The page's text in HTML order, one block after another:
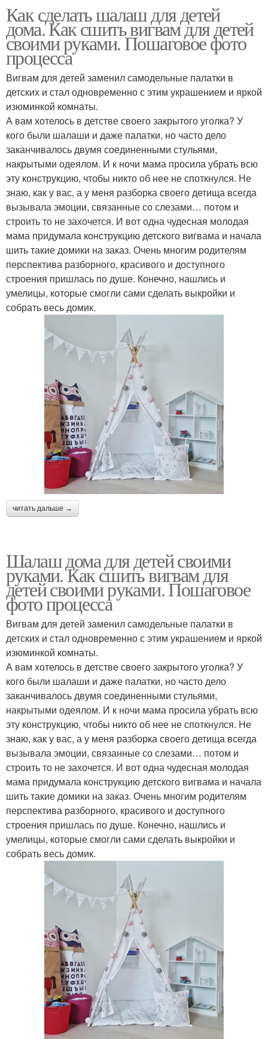
Как сделать шалаш для детей
дома. Как сшить вигвам для детей
своими руками. Пошаговое фото
процесса
Вигвам для детей заменил самодельные палатки в
детских и стал одновременно с этим украшением и яркой
изюминкой комнаты.
А вам хотелось в детстве своего закрытого уголка? У
кого были шалаши и даже палатки, но часто дело
заканчивалось двумя соединенными стульями,
накрытыми одеялом. И к ночи мама просила убрать всю
эту конструкцию, чтобы никто об нее не споткнулся. Не
знаю, как у вас, а у меня разборка своего детища всегда
вызывала эмоции, связанные со слезами… потом и
строить то не захочется. И вот одна чудесная молодая
мама придумала конструкцию детского вигвама и начала
шить такие домики на заказ. Очень многим родителям
перспектива разборного, красивого и доступного
строения пришлась по душе. Конечно, нашлись и
умелицы, которые смогли сами сделать выкройки и
собрать весь домик.
читать дальше →
Шалаш дома для детей своими
руками. Как сшить вигвам для
детей своими руками. Пошаговое
фото процесса
Вигвам для детей заменил самодельные палатки в
детских и стал одновременно с этим украшением и яркой
изюминкой комнаты.
А вам хотелось в детстве своего закрытого уголка? У
кого были шалаши и даже палатки, но часто дело
заканчивалось двумя соединенными стульями,
накрытыми одеялом. И к ночи мама просила убрать всю
эту конструкцию, чтобы никто об нее не споткнулся. Не
знаю, как у вас, а у меня разборка своего детища всегда
вызывала эмоции, связанные со слезами… потом и
строить то не захочется. И вот одна чудесная молодая
мама придумала конструкцию детского вигвама и начала
шить такие домики на заказ. Очень многим родителям
перспектива разборного, красивого и доступного
строения пришлась по душе. Конечно, нашлись и
умелицы, которые смогли сами сделать выкройки и
собрать весь домик.